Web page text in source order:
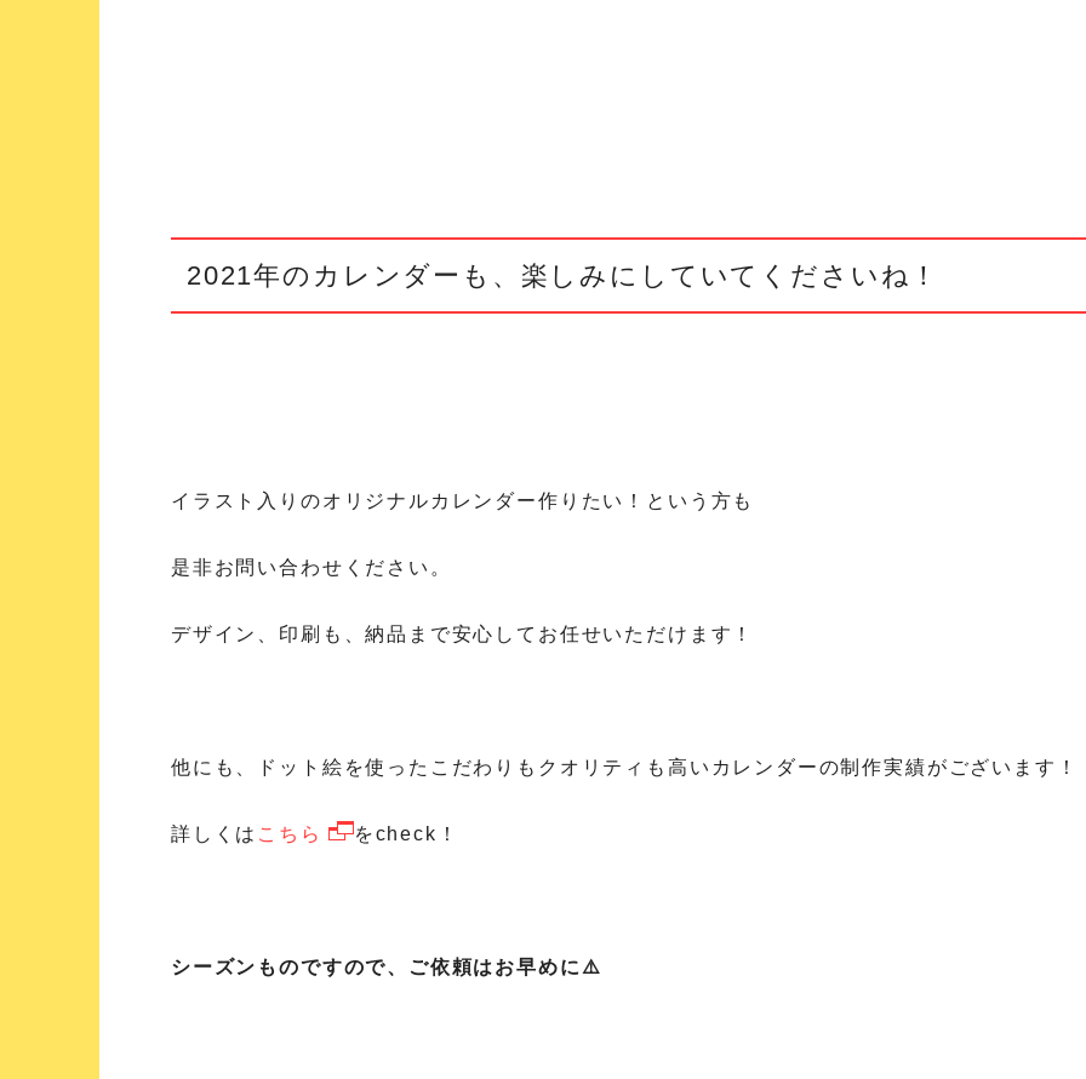
2021年のカレンダーも、楽しみにしていてくださいね！
イラスト入りのオリジナルカレンダー作りたい！という方も
是非お問い合わせください。
デザイン、印刷も、納品まで安心してお任せいただけます！
他にも、ドット絵を使ったこだわりもクオリティも高いカレンダーの制作実績がございます！
詳しくは こちら をcheck！
シーズンものですので、ご依頼はお早めに⚠️